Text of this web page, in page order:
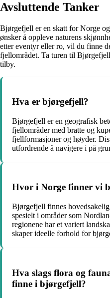
Avsluttende Tanker
Bjørgefjell er en skatt for Norge
ønsker å oppleve naturens
etter eventyr eller ro, vil du finne
fjellområdet. Ta turen til
tilby.
Hva er bjørgefjell?
Bjørgefjell er en geografisk
fjellområder med bratte og
fjellformasjoner og høyder.
utfordrende å navigere i på
Hvor i Norge finner vi
Bjørgefjell finnes
spesielt i områder som
regionene har et variert
skaper ideelle forhold for
Hva slags flora og
finne i bjørgefjell?